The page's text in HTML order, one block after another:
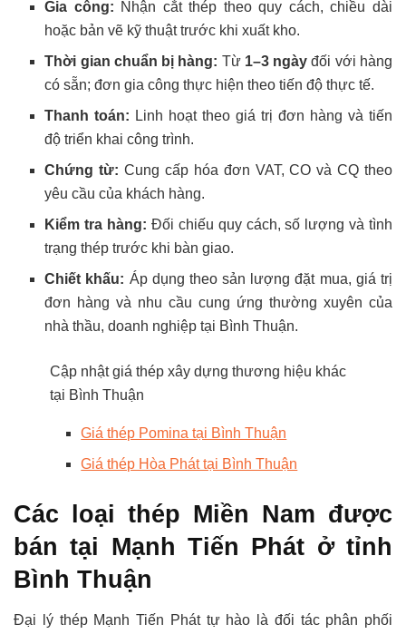
Gia công: Nhận cắt thép theo quy cách, chiều dài
hoặc bản vẽ kỹ thuật trước khi xuất kho.
Thời gian chuẩn bị hàng: Từ 1–3 ngày đối với hàng
có sẵn; đơn gia công thực hiện theo tiến độ thực tế.
Thanh toán: Linh hoạt theo giá trị đơn hàng và tiến
độ triển khai công trình.
Chứng từ: Cung cấp hóa đơn VAT, CO và CQ theo
yêu cầu của khách hàng.
Kiểm tra hàng: Đối chiếu quy cách, số lượng và tình
trạng thép trước khi bàn giao.
Chiết khấu: Áp dụng theo sản lượng đặt mua, giá trị
đơn hàng và nhu cầu cung ứng thường xuyên của
nhà thầu, doanh nghiệp tại Bình Thuận.
Cập nhật giá thép xây dựng thương hiệu khác
tại Bình Thuận
Giá thép Pomina tại Bình Thuận
Giá thép Hòa Phát tại Bình Thuận
Các loại thép Miền Nam được
bán tại Mạnh Tiến Phát ở tỉnh
Bình Thuận
Đại lý thép Mạnh Tiến Phát tự hào là đối tác phân phối